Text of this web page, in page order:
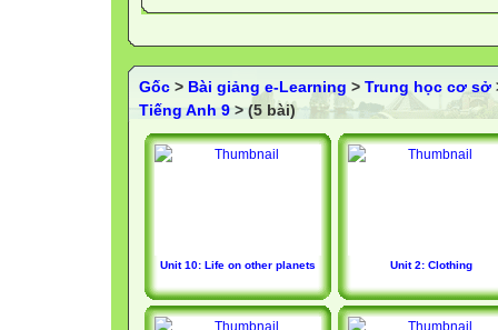
Gốc > Bài giảng e-Learning > Trung học cơ sở
Tiếng Anh 9 > (5 bài)
Unit 10: Life on other planets Unit 2: Clothing